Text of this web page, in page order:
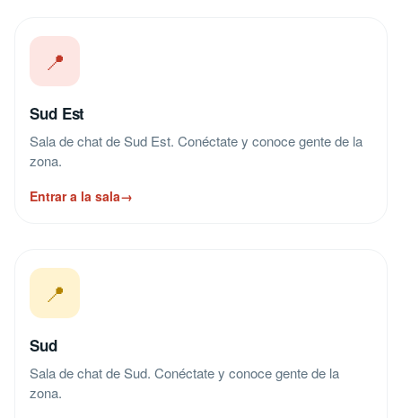
📍
Sud Est
Sala de chat de Sud Est. Conéctate y conoce gente de la
zona.
Entrar a la sala→
📍
Sud
Sala de chat de Sud. Conéctate y conoce gente de la
zona.